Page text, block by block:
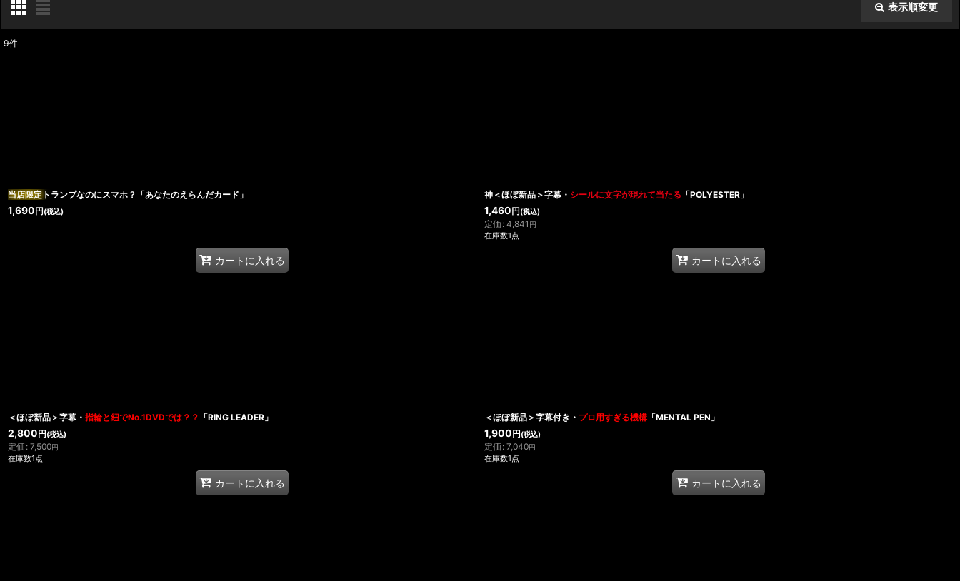
表示順変更
9件
当店限定 トランプなのにスマホ？「あなたのえらんだカード」
1,690 円 (税込)
カートに入れる
神＜ほぼ新品＞字幕・ シールに文字が現れて当たる 「POLYESTER」
1,460 円 (税込)
定価 : 4,841 円
在庫数1点
カートに入れる
＜ほぼ新品＞字幕・ 指輪と紐でNo.1DVDでは？？ 「RING LEADER」
2,800 円 (税込)
定価 : 7,500円
在庫数1点
カートに入れる
＜ほぼ新品＞字幕付き・ プロ用すぎる機構 「MENTAL PEN」
1,900 円 (税込)
定価 : 7,040円
在庫数1点
カートに入れる